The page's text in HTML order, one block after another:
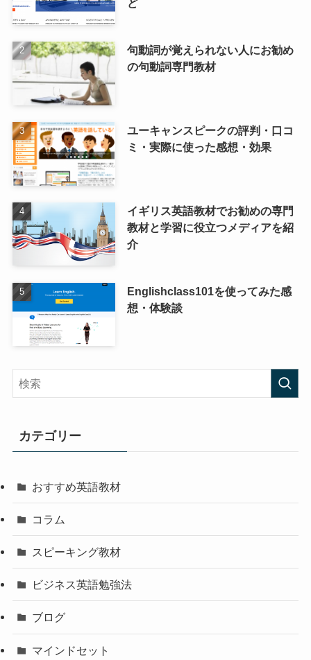
ど
句動詞が覚えられない人にお勧め
の句動詞専門教材
ユーキャンスピークの評判・口コ
ミ・実際に使った感想・効果
イギリス英語教材でお勧めの専門
教材と学習に役立つメディアを紹
介
Englishclass101を使ってみた感
想・体験談
カテゴリー
おすすめ英語教材
コラム
スピーキング教材
ビジネス英語勉強法
ブログ
マインドセット